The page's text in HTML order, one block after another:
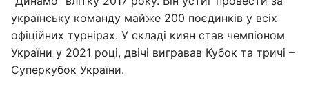
українську команду майже 200 поєдинків у всіх
офіційних турнірах. У складі киян став чемпіоном
України у 2021 році, двічі вигравав Кубок та тричі –
Суперкубок України.